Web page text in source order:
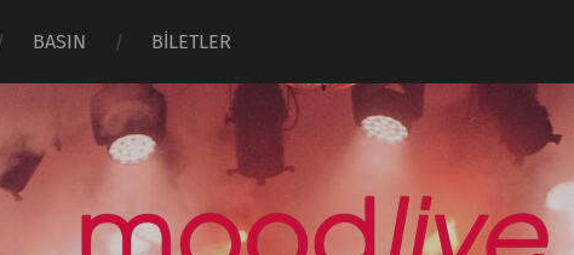
BASIN BİLETLER